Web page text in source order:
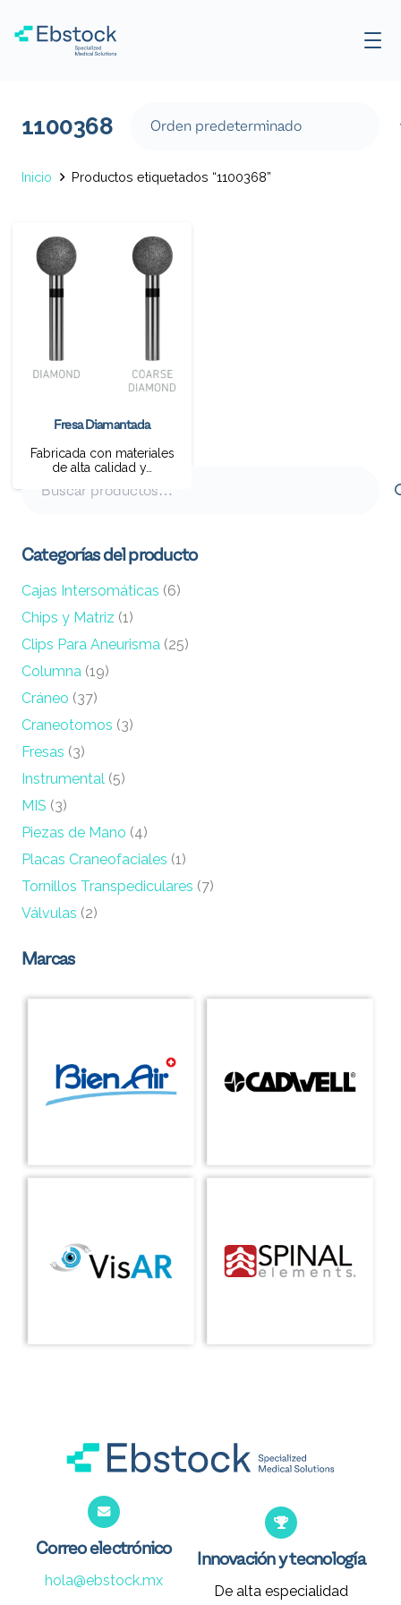
1100368
Inicio Productos etiquetados “1100368”
Fresa Diamantada
Fabricada con materiales
de alta calidad y…
Buscar
Categorías del producto
Cajas Intersomáticas (6)
Chips y Matriz (1)
Clips Para Aneurisma (25)
Columna (19)
Cráneo (37)
Craneotomos (3)
Fresas (3)
Instrumental (5)
MIS (3)
Piezas de Mano (4)
Placas Craneofaciales (1)
Tornillos Transpediculares (7)
Válvulas (2)
Marcas
Correo electrónico
hola@ebstock.mx
Innovación y tecnología
De alta especialidad